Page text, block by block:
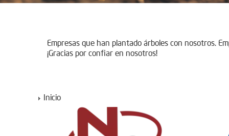
Empresas que han plantado árboles con nosotros.
¡Gracias por confiar en nosotros!
Inicio